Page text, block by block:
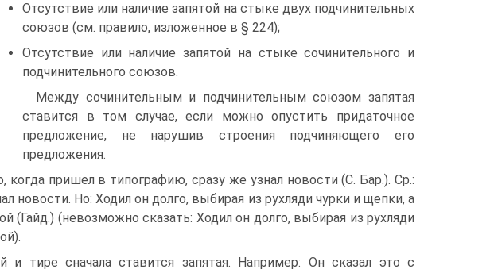
Отсутствие или наличие запятой на стыке двух подчинительных
союзов (см. правило, изложенное в § 224);
Отсутствие или наличие запятой на стыке сочинительного и
подчинительного союзов.
Между сочинительным и подчинительным союзом запятая
ставится в том случае, если можно опустить придаточное
предложение, не нарушив строения подчиняющего его
предложения.
пришел в типографию, сразу же узнал новости (С. Бар.). Ср.:
новости. Но: Ходил он долго, выбирая из рухляди чурки и щепки, а
(Гайд.) (невозможно сказать: Ходил он долго, выбирая из рухляди
и тире сначала ставится запятая. Например: Он сказал это с